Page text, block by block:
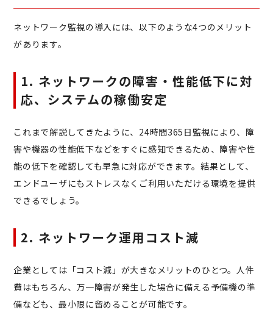
ネットワーク監視の導入には、以下のような4つのメリット
があります。
1. ネットワークの障害・性能低下に対
応、システムの稼働安定
これまで解説してきたように、24時間365日監視により、障
害や機器の性能低下などをすぐに感知できるため、障害や性
能の低下を確認しても早急に対応ができます。結果として、
エンドユーザにもストレスなくご利用いただける環境を提供
できるでしょう。
2. ネットワーク運用コスト減
企業としては「コスト減」が大きなメリットのひとつ。人件
費はもちろん、万一障害が発生した場合に備える予備機の準
備なども、最小限に留めることが可能です。